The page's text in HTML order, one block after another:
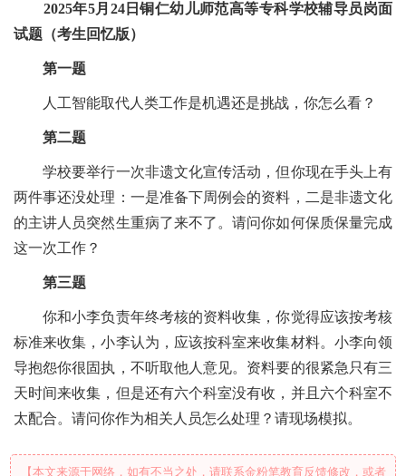
2025年5月24日铜仁幼儿师范高等专科学校辅导员岗面
试题（考生回忆版）
第一题
人工智能取代人类工作是机遇还是挑战，你怎么看？
第二题
学校要举行一次非遗文化宣传活动，但你现在手头上有
两件事还没处理：一是准备下周例会的资料，二是非遗文化
的主讲人员突然生重病了来不了。请问你如何保质保量完成
这一次工作？
第三题
你和小李负责年终考核的资料收集，你觉得应该按考核
标准来收集，小李认为，应该按科室来收集材料。小李向领
导抱怨你很固执，不听取他人意见。资料要的很紧急只有三
天时间来收集，但是还有六个科室没有收，并且六个科室不
太配合。请问你作为相关人员怎么处理？请现场模拟。
【本文来源于网络，如有不当之处，请联系金粉笔教育反馈修改，或者